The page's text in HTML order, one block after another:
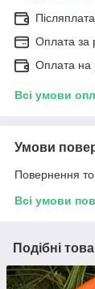
Післяплата
Оплата за
Оплата на
Всі умови
Умови
Повернення
Всі умови
Подібні